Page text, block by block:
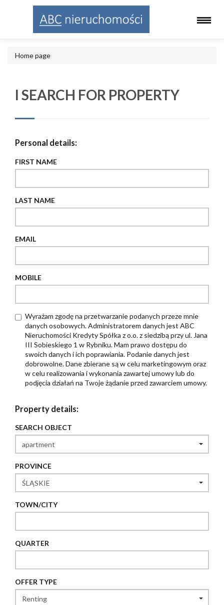
Home page
I SEARCH FOR PROPERTY
Personal details:
FIRST NAME
LAST NAME
EMAIL
MOBILE
Wyrażam zgodę na przetwarzanie podanych przeze mnie
danych osobowych. Administratorem danych jest ABC
Nieruchomości Kredyty Spółka z o.o. z siedzibą przy ul. Jana
III Sobieskiego 1 w Rybniku. Mam prawo dostępu do
swoich danych i ich poprawiania. Podanie danych jest
dobrowolne. Dane zbierane są w celu marketingowym oraz
w celu realizowania i wykonania zawartej umowy lub do
podjęcia działań na Twoje żądanie przed zawarciem umowy.
Property details:
SEARCH OBJECT
PROVINCE
TOWN/CITY
QUARTER
OFFER TYPE